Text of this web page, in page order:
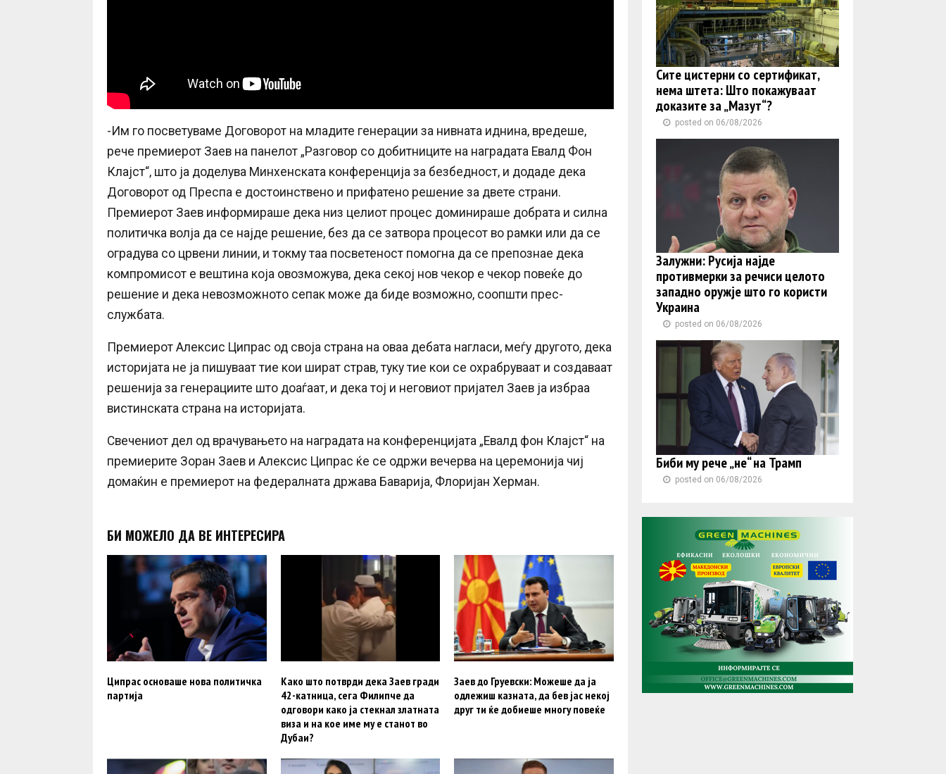
-Им го посветуваме Договорот на младите генерации за нивната иднина, вредеше,
рече премиерот Заев на панелот „Разговор со добитниците на наградата Евалд Фон
Клајст“, што ја доделува Минхенската конференција за безбедност, и додаде дека
Договорот од Преспа е достоинствено и прифатено решение за двете страни.
Премиерот Заев информираше дека низ целиот процес доминираше добрата и силна
политичка волја да се најде решение, без да се затвора процесот во рамки или да се
оградува со црвени линии, и токму таа посветеност помогна да се препознае дека
компромисот е вештина која овозможува, дека секој нов чекор е чекор повеќе до
решение и дека невозможното сепак може да биде возможно, соопшти прес-
службата.
Премиерот Алексис Ципрас од своја страна на оваа дебата нагласи, меѓу другото, дека
историјата не ја пишуваат тие кои шират страв, туку тие кои се охрабруваат и создаваат
решенија за генерациите што доаѓаат, и дека тој и неговиот пријател Заев ја избраа
вистинската страна на историјата.
Свечениот дел од врачувањето на наградата на конференцијата „Евалд фон Клајст“ на
премиерите Зоран Заев и Алексис Ципрас ќе се одржи вечерва на церемонија чиј
домаќин е премиерот на федералната држава Баварија, Флоријан Херман.
БИ МОЖЕЛО ДА ВЕ ИНТЕРЕСИРА
Ципрас основаше нова политичка
партија
Како што потврди дека Заев гради
42-катница, сега Филипче да
одговори како ја стекнал златната
виза и на кое име му е станот во
Дубаи?
Заев до Груевски: Можеше да ја
одлежиш казната, да бев јас некој
друг ти ќе добиеше многу повеќе
Сите цистерни со сертификат,
нема штета: Што покажуваат
доказите за „Мазут“?
posted on 06/08/2026
Залужни: Русија најде
противмерки за речиси целото
западно оружје што го користи
Украина
posted on 06/08/2026
Биби му рече „не“ на Трамп
posted on 06/08/2026